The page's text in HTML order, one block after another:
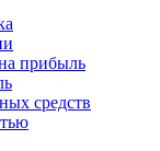
прибыль
средств